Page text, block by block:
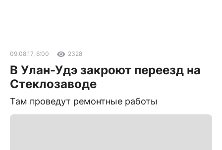
09.08.17, 6:00 2328
В Улан-Удэ закроют переезд на
Стеклозаводе
Там проведут ремонтные работы